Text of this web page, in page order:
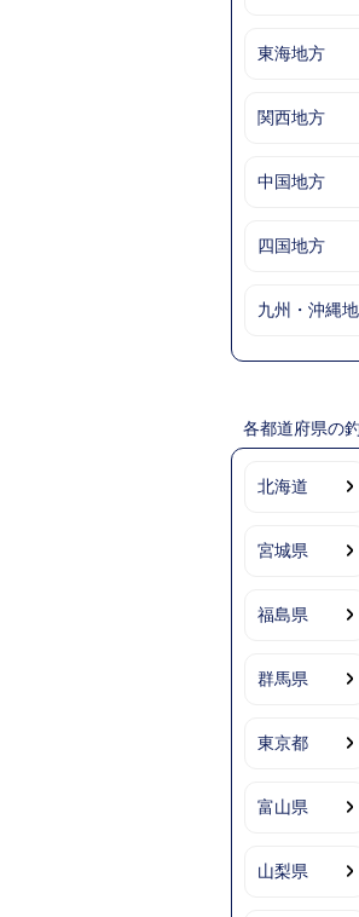
東海地方
関西地方
中国地方
四国地方
九州・沖縄
各都道府県の
北海道
宮城県
福島県
群馬県
東京都
富山県
山梨県